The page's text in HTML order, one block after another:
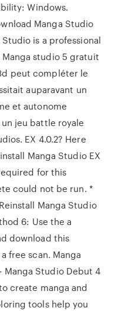
Windows.
Manga Studio
is a professional
studio 5 gratuit
peut compléter le
auparavant un
et autonome
jeu battle royale
EX 4.0.2? Here
Manga Studio EX
for this
could not be run. *
Manga Studio
6: Use the a
download this
free scan. Manga
Manga Studio Debut 4
create manga and
tools help you